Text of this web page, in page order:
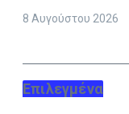
8 Αυγούστου 2026
Επιλεγμένα